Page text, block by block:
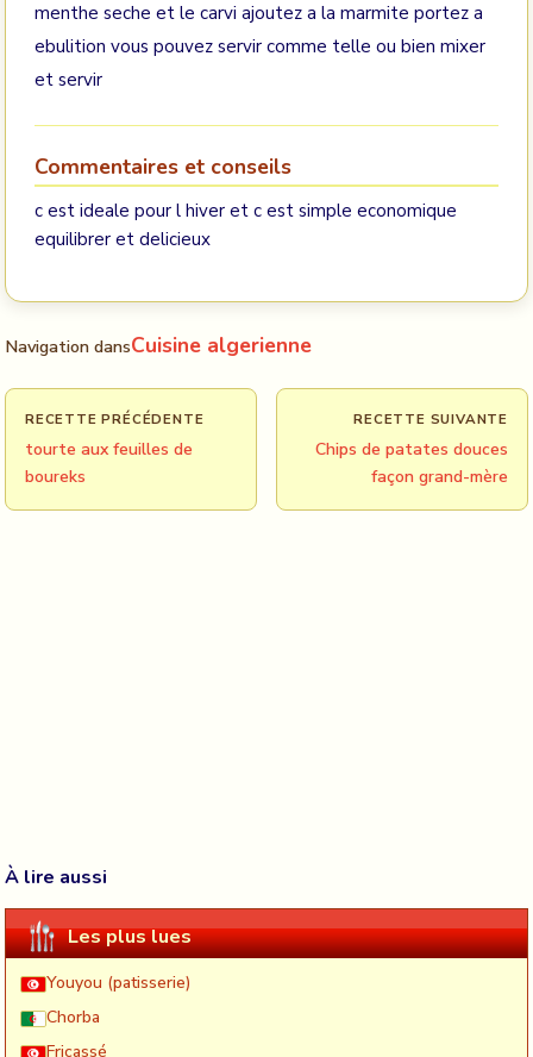
menthe seche et le carvi ajoutez a la marmite portez a
ebulition vous pouvez servir comme telle ou bien mixer
et servir
Commentaires et conseils
c est ideale pour l hiver et c est simple economique
equilibrer et delicieux
Navigation dansCuisine algerienne
RECETTE PRÉCÉDENTE
tourte aux feuilles de
boureks
RECETTE SUIVANTE
Chips de patates douces
façon grand-mère
À lire aussi
Les plus lues
Youyou (patisserie)
Chorba
Fricassé